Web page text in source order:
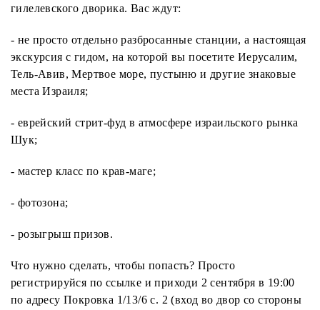
гилелевского дворика. Вас ждут:
- не просто отдельно разбросанные станции, а настоящая
экскурсия с гидом, на которой вы посетите Иерусалим,
Тель-Авив, Мертвое море, пустыню и другие знаковые
места Израиля;
- еврейский стрит-фуд в атмосфере израильского рынка
Шук;
- мастер класс по крав-маге;
- фотозона;
- розыгрыш призов.
Что нужно сделать, чтобы попасть? Просто
регистрируйся по ссылке и приходи 2 сентября в 19:00
по адресу Покровка 1/13/6 с. 2 (вход во двор со стороны